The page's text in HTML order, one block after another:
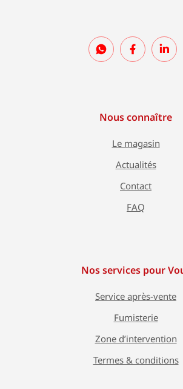
Nous connaître
Le magasin
Actualités
Contact
FAQ
Nos services pour
Service après-vente
Fumisterie
Zone d’intervention
Termes & conditions